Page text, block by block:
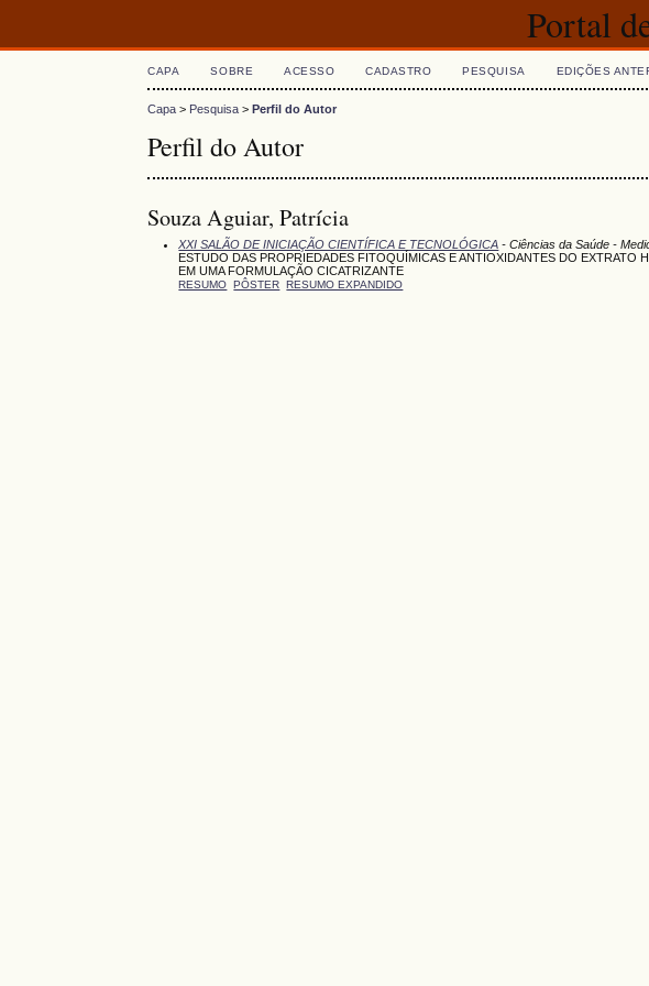
Portal
CAPA SOBRE ACESSO CADASTRO PESQUISA EDIÇÕES
Capa > Pesquisa >Perfil do Autor
Perfil do Autor
Souza Aguiar, Patrícia
XXI SALÃO DE INICIAÇÃO CIENTÍFICA E TECNOLÓGICA - Ciências da Saúde -
ESTUDO DAS PROPRIEDADES FITOQUÍMICAS E ANTIOXIDANTES DO
EM UMA FORMULAÇÃO CICATRIZANTE
RESUMO PÔSTER RESUMO EXPANDIDO